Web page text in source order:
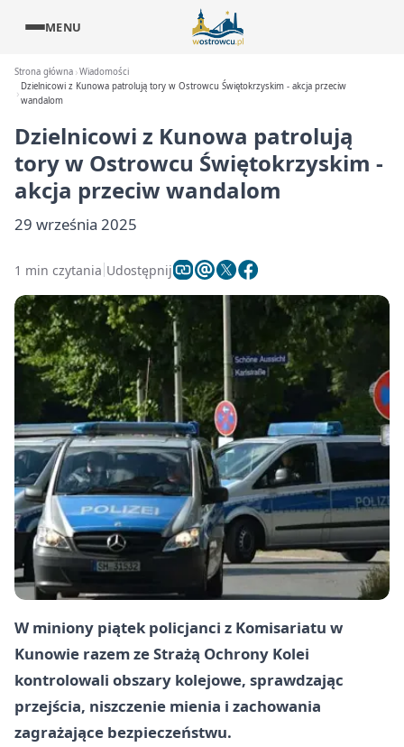
MENU
Strona główna Wiadomości
Dzielnicowi z Kunowa patrolują tory w Ostrowcu Świętokrzyskim - akcja przeciw
wandalom
Dzielnicowi z Kunowa patrolują
tory w Ostrowcu Świętokrzyskim -
akcja przeciw wandalom
29 września 2025
1 min czytania Udostępnij
W miniony piątek policjanci z Komisariatu w
Kunowie razem ze Strażą Ochrony Kolei
kontrolowali obszary kolejowe, sprawdzając
przejścia, niszczenie mienia i zachowania
zagrażające bezpieczeństwu.